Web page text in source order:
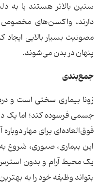
سنین بالاتر هستند یا به
دارند، واکسن‌های
مصونیت بسیار بالایی
پنهان در بدن می‌شوند.
جمع‌بندی
زونا بیماری سختی است و
جسمی فرسوده کند؛ اما یک
فوق‌العاده‌ای برای مهار
این بیماری، صبوری، شروع
یک محیط آرام و بدون
بتواند وظیفه خود را به